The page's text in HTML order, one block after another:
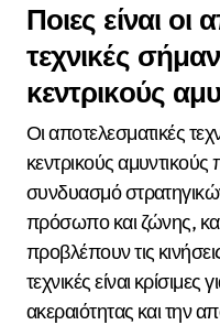
Ποιες είναι οι
τεχνικές
κεντρικούς
Οι αποτελεσματικές
κεντρικούς
συνδυασμό
πρόσωπο και ζώνης,
προβλέπουν τις
τεχνικές είναι
ακεραιότητας και την